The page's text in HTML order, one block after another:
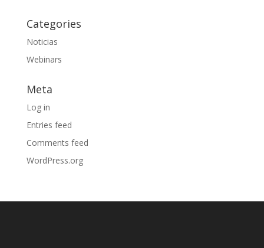
Categories
Noticias
Webinars
Meta
Log in
Entries feed
Comments feed
WordPress.org